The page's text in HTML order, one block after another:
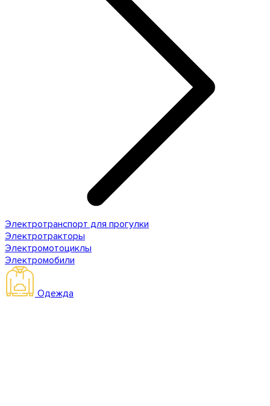
Электротранспорт для прогулки
Электротракторы
Электромотоциклы
Электромобили
Одежда